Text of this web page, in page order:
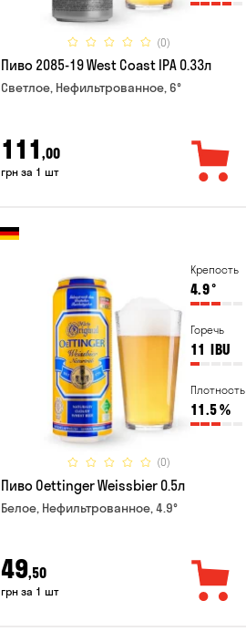
(0)
Пиво 2085-19 West Coast IPA 0.33л
Светлое, Нефильтрованное, 6°
111 ,00
грн за 1 шт
Крепость
4.9°
Горечь
11 IBU
Плотность
11.5%
(0)
Пиво Oettinger Weissbier 0.5л
Белое, Нефильтрованное, 4.9°
49,50
грн за 1 шт